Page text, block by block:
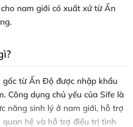
nam giới có xuất xứ từ Ấn
.
?
gốc từ Ấn Độ được nhập khẩu
. Công dụng chủ yếu của Sife là
năng sinh lý ở nam giới, hỗ trợ
quan hệ và hỗ trợ điều trị tình